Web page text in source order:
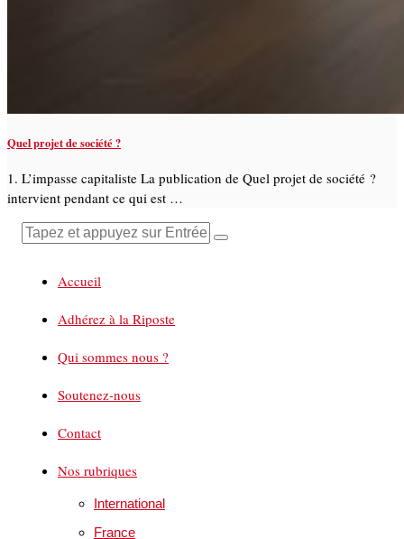
Quel projet de société ?
1. L’impasse capitaliste La publication de Quel projet de société ?
intervient pendant ce qui est …
Accueil
Adhérez à la Riposte
Qui sommes nous ?
Soutenez-nous
Contact
Nos rubriques
International
France